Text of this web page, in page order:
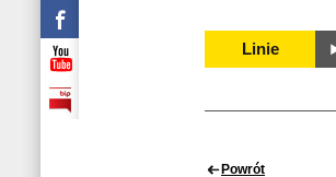
Linie
Powrót